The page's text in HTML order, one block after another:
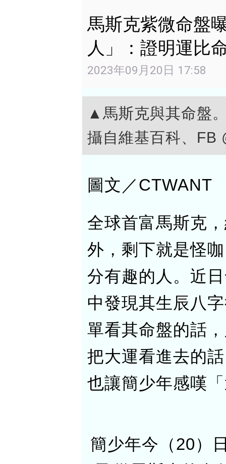
馬斯克紫微命盤
人」：證明運比
2023年09月20日 17:58
▲馬斯克與其命盤
攝自維基百科、FB
圖文／CTWANT
全球首富馬斯克
外，剩下就是怪
分有趣的人。近
中發現其生辰八
單看其命盤的話
把大運看進去的
也讓簡少年感嘆
簡少年今（20）